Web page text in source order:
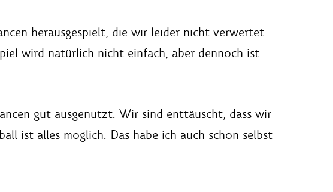
herausgespielt, die wir leider nicht verwertet
wird natürlich nicht einfach, aber dennoch ist
gut ausgenutzt. Wir sind enttäuscht, dass wir
ist alles möglich. Das habe ich auch schon selbst